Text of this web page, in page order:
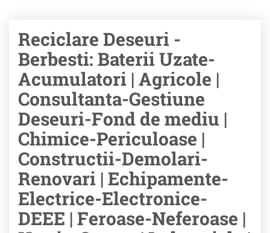
Reciclare Deseuri -
Berbesti: Baterii Uzate-
Acumulatori | Agricole |
Consultanta-Gestiune
Deseuri-Fond de mediu |
Chimice-Periculoase |
Constructii-Demolari-
Renovari | Echipamente-
Electrice-Electronice-
DEEE | Feroase-Neferoase |